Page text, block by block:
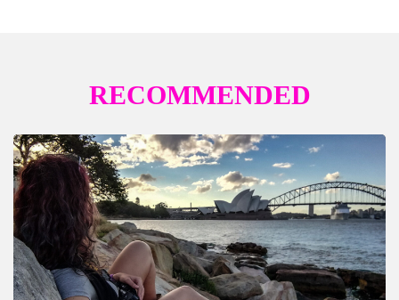
RECOMMENDED